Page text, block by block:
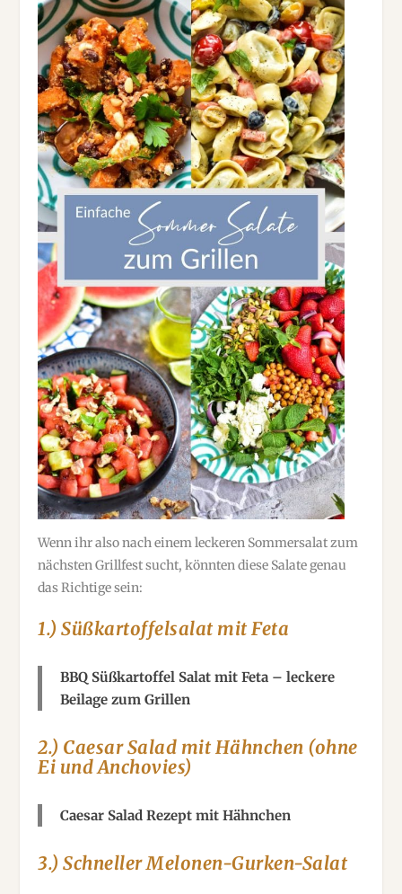
Wenn ihr also nach einem leckeren Sommersalat zum
nächsten Grillfest sucht, könnten diese Salate genau
das Richtige sein:
1.) Süßkartoffelsalat mit Feta
BBQ Süßkartoffel Salat mit Feta – leckere
Beilage zum Grillen
2.) Caesar Salad mit Hähnchen (ohne
Ei und Anchovies)
Caesar Salad Rezept mit Hähnchen
3.) Schneller Melonen-Gurken-Salat